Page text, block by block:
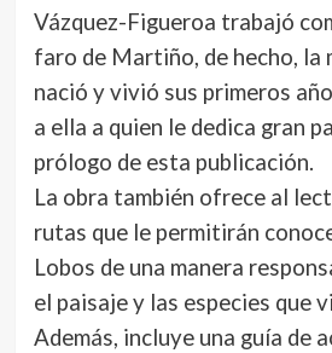
Vázquez-Figueroa trabajó
faro de Martiño, de hecho, la
nació y vivió sus primeros
a ella a quien le dedica gran
prólogo de esta publicación.
La obra también ofrece al
rutas que le permitirán
Lobos de una manera
el paisaje y las especies que
Además, incluye una guía de